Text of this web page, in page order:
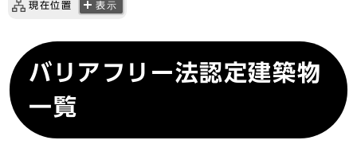
現在位置 表示
バリアフリー法認定建築物
一覧